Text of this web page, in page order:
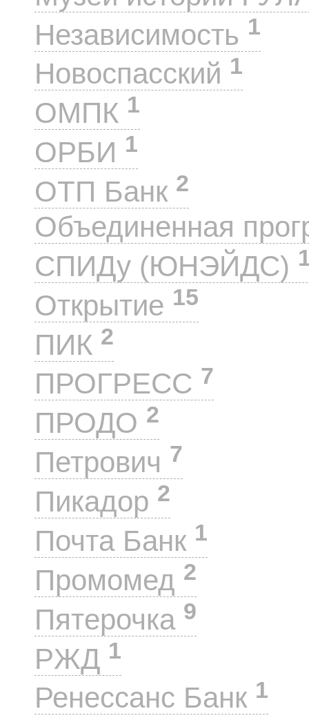
Независимость 1
Новоспасский 1
ОМПК 1
ОРБИ 1
ОТП Банк 2
Объединенная
СПИДу (ЮНЭЙДС)
Открытие 15
ПИК 2
ПРОГРЕСС 7
ПРОДО 2
Петрович 7
Пикадор 2
Почта Банк 1
Промомед 2
Пятерочка 9
РЖД 1
Ренессанс Банк 1